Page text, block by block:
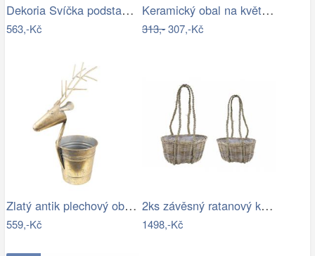
Dekoria Svíčka podstavec Rustic Flame…
563,-Kč
Keramický obal na květináč s růžemi…
313,-307,-Kč
Zlatý antik plechový obal na květináč…
559,-Kč
2ks závěsný ratanový květináč / taška…
1498,-Kč